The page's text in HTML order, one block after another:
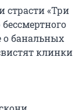
страсти «Три
о банальных
клинки